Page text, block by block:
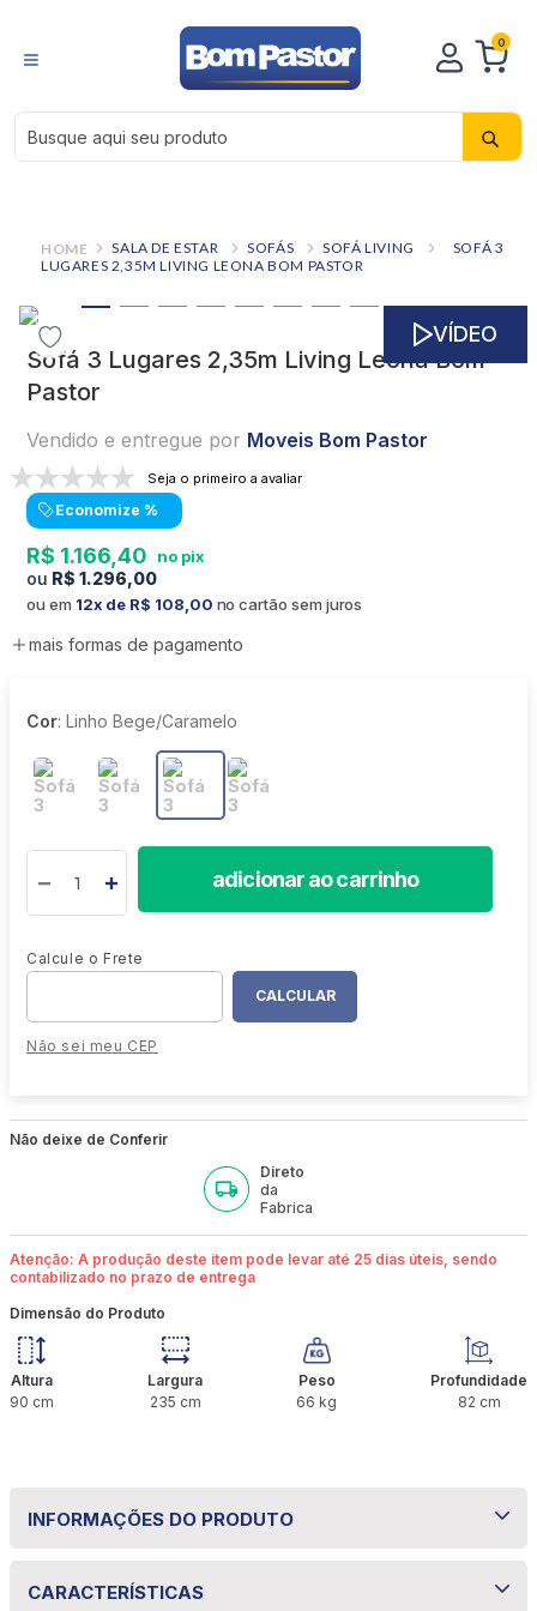
0
Busque aqui seu produto
SALA DE ESTAR SOFÁS SOFÁ LIVING
SOFÁ 3
LUGARES 2,35M LIVING LEONA BOM PASTOR
VÍDEO
Sofá 3 Lugares 2,35m Living Leona Bom
Pastor
Vendido e entregue por Moveis Bom Pastor
Seja o primeiro a avaliar
Economize %
R$ 1.166 40
R$ 1.296,00
ou em 12 R$ 108 00 no cartão sem juros
mais formas de pagamento
Cor: Linho Bege/Caramelo
adicionar ao carrinho
Não sei meu CEP
Não deixe de Conferir
Direto
da
Fabrica
Atenção: A produção deste item pode levar até 25 dias úteis, sendo
contabilizado no prazo de entrega
Dimensão do Produto
Altura
90 cm
Largura
235 cm
Peso
66 kg
Profundidade
82 cm
INFORMAÇÕES DO PRODUTO
Sofá 3 Lugares 2,35m Living Leona Bom
CARACTERÍSTICAS